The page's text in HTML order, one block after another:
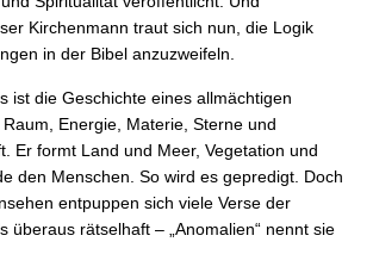
Kirchenmann traut sich nun, die Logik
in der Bibel anzuzweifeln.
ist die Geschichte eines allmächtigen
Energie, Materie, Sterne und
Er formt Land und Meer, Vegetation und
den Menschen. So wird es gepredigt. Doch
entpuppen sich viele Verse der
überaus rätselhaft – „Anomalien“ nennt sie